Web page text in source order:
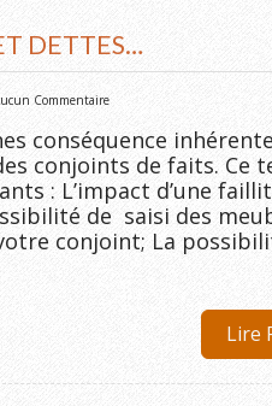
DETTES…
Commentaire
conséquence
conjoints de faits. Ce
: L’impact d’une
de saisi des
conjoint; La
Lire